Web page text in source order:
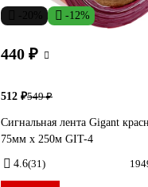
-12%
440 ₽
512 ₽549 ₽
Сигнальная лента Gigant
75мм х 250м GIT-4
4.6(31)